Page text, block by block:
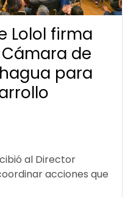
Lolol firma
de
para
al Director
acciones que